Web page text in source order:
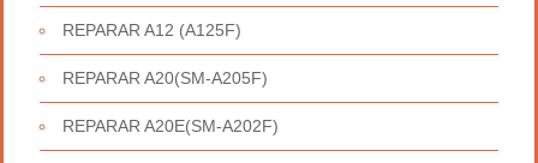
REPARAR A12 (A125F)
REPARAR A20(SM-A205F)
REPARAR A20E(SM-A202F)